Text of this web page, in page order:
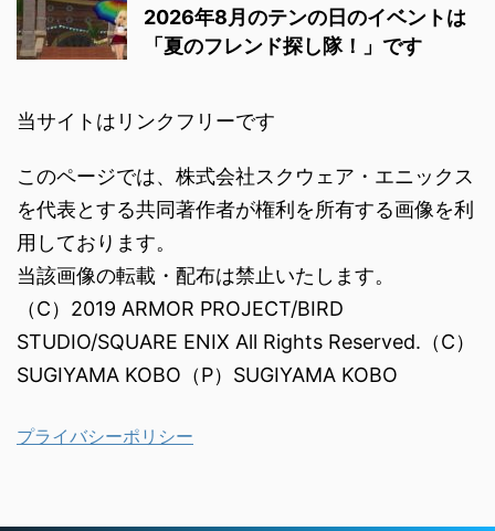
2026年8月のテンの日のイベントは
「夏のフレンド探し隊！」です
当サイトはリンクフリーです
このページでは、株式会社スクウェア・エニックス
を代表とする共同著作者が権利を所有する画像を利
用しております。
当該画像の転載・配布は禁止いたします。
（C）2019 ARMOR PROJECT/BIRD
STUDIO/SQUARE ENIX All Rights Reserved.（C）
SUGIYAMA KOBO（P）SUGIYAMA KOBO
プライバシーポリシー